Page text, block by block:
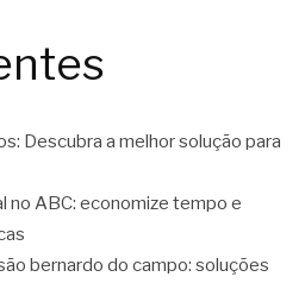
Descubra a melhor solução para
no ABC: economize tempo e
bernardo do campo: soluções